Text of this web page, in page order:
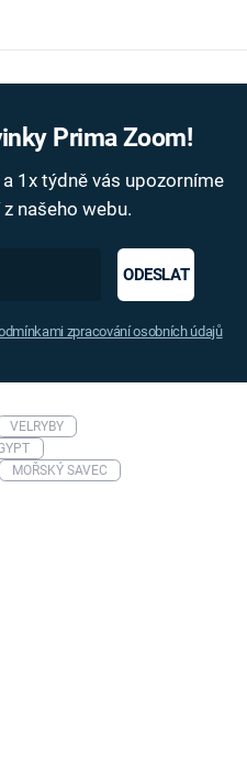
Prima Zoom!
1x týdně vás upozorníme
našeho webu.
ODESLAT
zpracování osobních údajů
VELRYBY
MOŘSKÝ SAVEC